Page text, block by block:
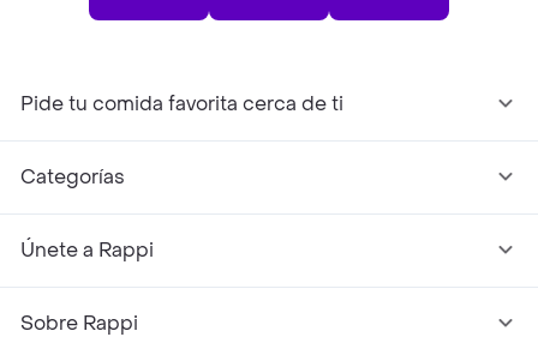
Pide tu comida favorita cerca de ti
Categorías
Únete a Rappi
Sobre Rappi